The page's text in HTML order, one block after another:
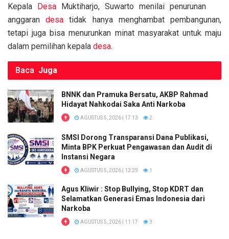
o
k
p
p
k
Kepala Desa Muktiharjo, Suwarto menilai penurunan
anggarandesa tidak hanya menghambat pembangunan,
tetapi juga bisa menurunkan minat masyarakat untuk maju
dalam pemilihan kepala desa.
Baca Juga
BNNK dan Pramuka Bersatu, AKBP Rahmad
Hidayat Nahkodai Saka Anti Narkoba
AGUSTUS 5, 2026 | 17:13 2
SMSI Dorong Transparansi Dana Publikasi,
Minta BPK Perkuat Pengawasan dan Audit di
Instansi Negara
AGUSTUS 5, 2026 | 13:29 1
Agus Kliwir : Stop Bullying, Stop KDRT dan
Selamatkan Generasi Emas Indonesia dari
Narkoba
AGUSTUS 5, 2026 | 11:17 3